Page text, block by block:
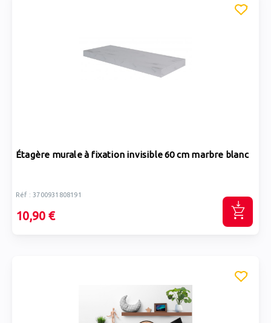
Étagère murale à fixation invisible 60 cm marbre blanc
Réf : 3700931808191
10,90 €